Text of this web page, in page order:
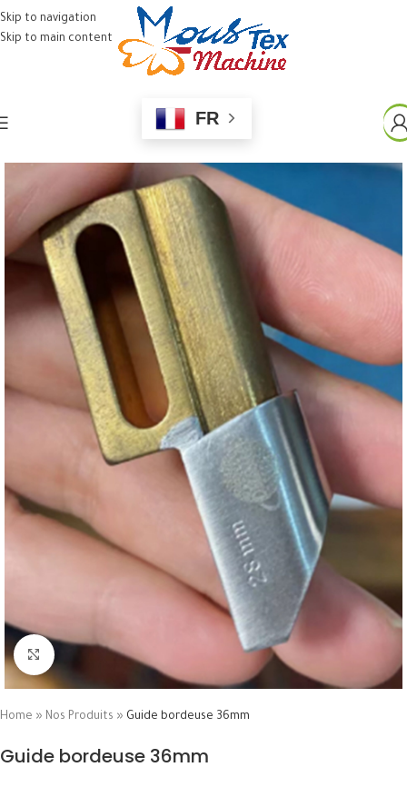
Skip to navigation
Skip to main content
FR
Click to enlarge
Home » Nos Produits » Guide bordeuse 36mm
Guide bordeuse 36mm